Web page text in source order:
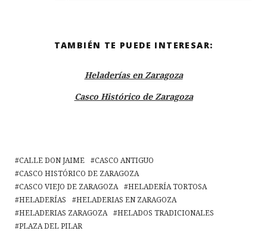
TAMBIÉN TE PUEDE INTERESAR:
Heladerías en Zaragoza
Casco Histórico de Zaragoza
CALLE DON JAIME
CASCO ANTIGUO
CASCO HISTÓRICO DE ZARAGOZA
CASCO VIEJO DE ZARAGOZA
HELADERÍA TORTOSA
HELADERÍAS
HELADERIAS EN ZARAGOZA
HELADERIAS ZARAGOZA
HELADOS TRADICIONALES
PLAZA DEL PILAR